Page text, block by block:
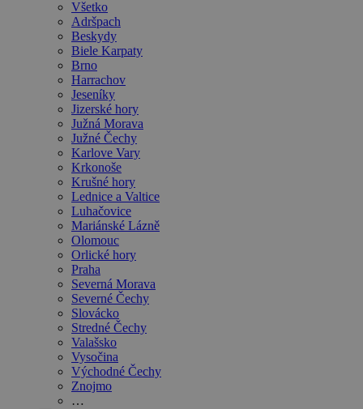
Všetko
Adršpach
Beskydy
Biele Karpaty
Brno
Harrachov
Jeseníky
Jizerské hory
Južná Morava
Južné Čechy
Karlove Vary
Krkonoše
Krušné hory
Lednice a Valtice
Luhačovice
Mariánské Lázně
Olomouc
Orlické hory
Praha
Severná Morava
Severné Čechy
Slovácko
Stredné Čechy
Valašsko
Vysočina
Východné Čechy
Znojmo
…